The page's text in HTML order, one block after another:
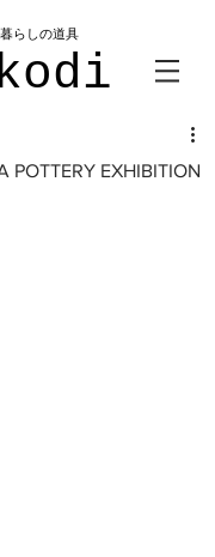
らしの道具
POTTERY EXHIBITION